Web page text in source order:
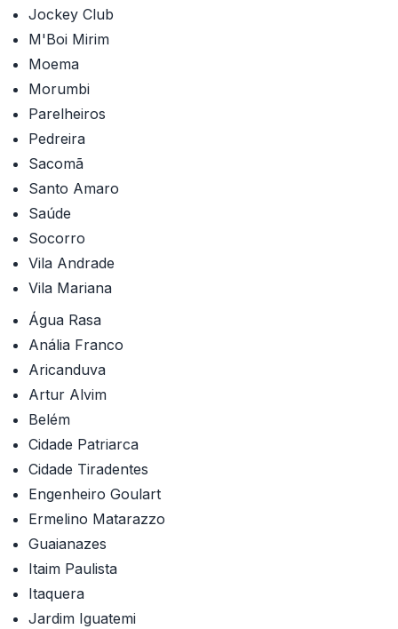
Jockey Club
M'Boi Mirim
Moema
Morumbi
Parelheiros
Pedreira
Sacomã
Santo Amaro
Saúde
Socorro
Vila Andrade
Vila Mariana
Água Rasa
Anália Franco
Aricanduva
Artur Alvim
Belém
Cidade Patriarca
Cidade Tiradentes
Engenheiro Goulart
Ermelino Matarazzo
Guaianazes
Itaim Paulista
Itaquera
Jardim Iguatemi